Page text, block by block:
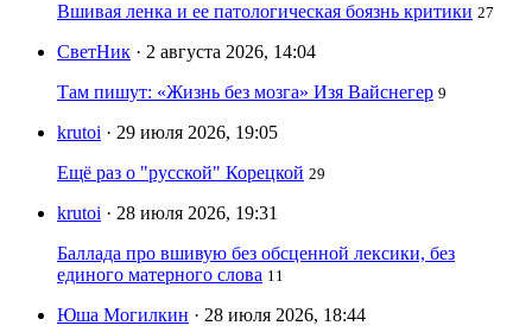
Вшивая ленка и ее патологическая боязнь критики 27
СветНик · 2 августа 2026, 14:04
Там пишут: «Жизнь без мозга» Изя Вайснегер 9
krutoi · 29 июля 2026, 19:05
Ещё раз о "русской" Корецкой 29
krutoi · 28 июля 2026, 19:31
Баллада про вшивую без обсценной лексики, без
единого матерного слова 11
Юша Могилкин · 28 июля 2026, 18:44